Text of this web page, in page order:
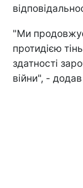
"Ми
протидією
здатності
війни", - додав